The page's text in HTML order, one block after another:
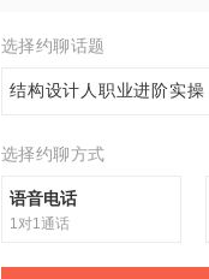
选择约聊话题
结构设计人职业进阶实操
选择约聊方式
语音电话
1对1通话